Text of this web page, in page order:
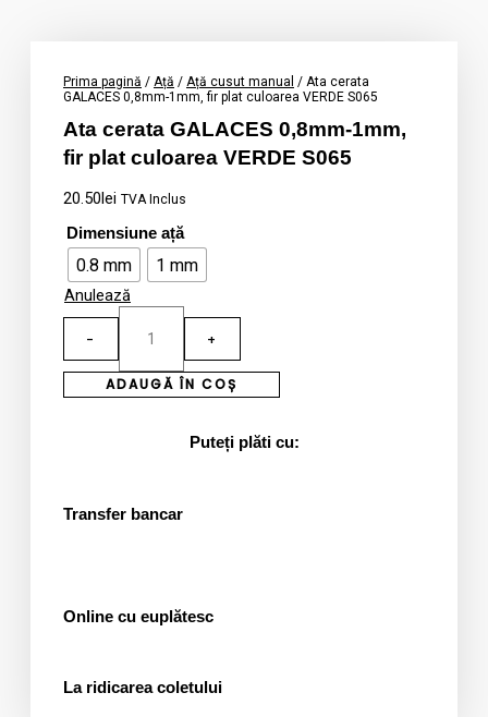
Prima pagină / Ață / Ață cusut manual / Ata cerata
GALACES 0,8mm-1mm, fir plat culoarea VERDE S065
Ata cerata GALACES 0,8mm-1mm,
fir plat culoarea VERDE S065
20.50lei TVA Inclus
Dimensiune ață
0.8 mm 1 mm
Anulează
- +
ADAUGĂ ÎN COȘ
Puteți plăti cu:
Transfer bancar
Online cu euplătesc
La ridicarea coletului